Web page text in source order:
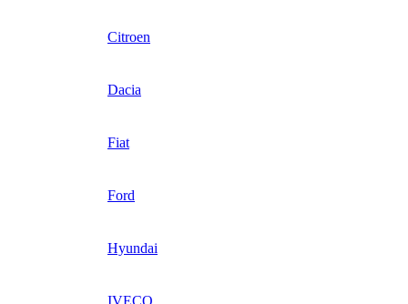
Citroen
Dacia
Fiat
Ford
Hyundai
IVECO